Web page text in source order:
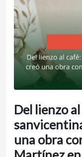
Del lienzo
una obra